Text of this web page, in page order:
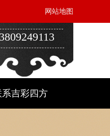
网站地图
系吉彩四方